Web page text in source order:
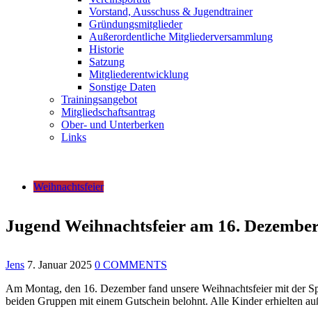
Vorstand, Ausschuss & Jugendtrainer
Gründungsmitglieder
Außerordentliche Mitgliederversammlung
Historie
Satzung
Mitgliederentwicklung
Sonstige Daten
Trainingsangebot
Mitgliedschaftsantrag
Ober- und Unterberken
Links
Weihnachtsfeier
Jugend Weihnachtsfeier am 16.
Jens 7. Januar 2025 0 COMMENTS
Am Montag, den 16. Dezember fand unsere Weihnachtsfeier mit der
beiden Gruppen mit einem Gutschein belohnt. Alle Kinder erhielten